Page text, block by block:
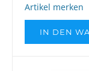
Artikel merken
IN DEN